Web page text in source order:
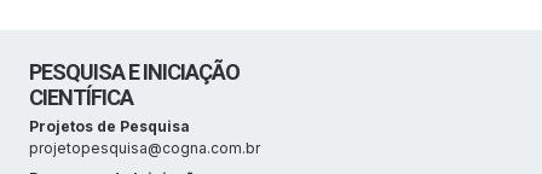
PESQUISA E INICIAÇÃO
CIENTÍFICA
Projetos de Pesquisa
projetopesquisa@cogna.com.br